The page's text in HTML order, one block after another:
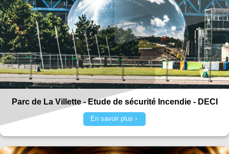
Parc de La Villette - Etude de sécurité Incendie - DECI
En savoir plus